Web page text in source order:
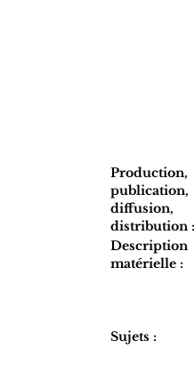
Production,
publication,
diffusion,
distribution :
Description
matérielle :
Sujets :